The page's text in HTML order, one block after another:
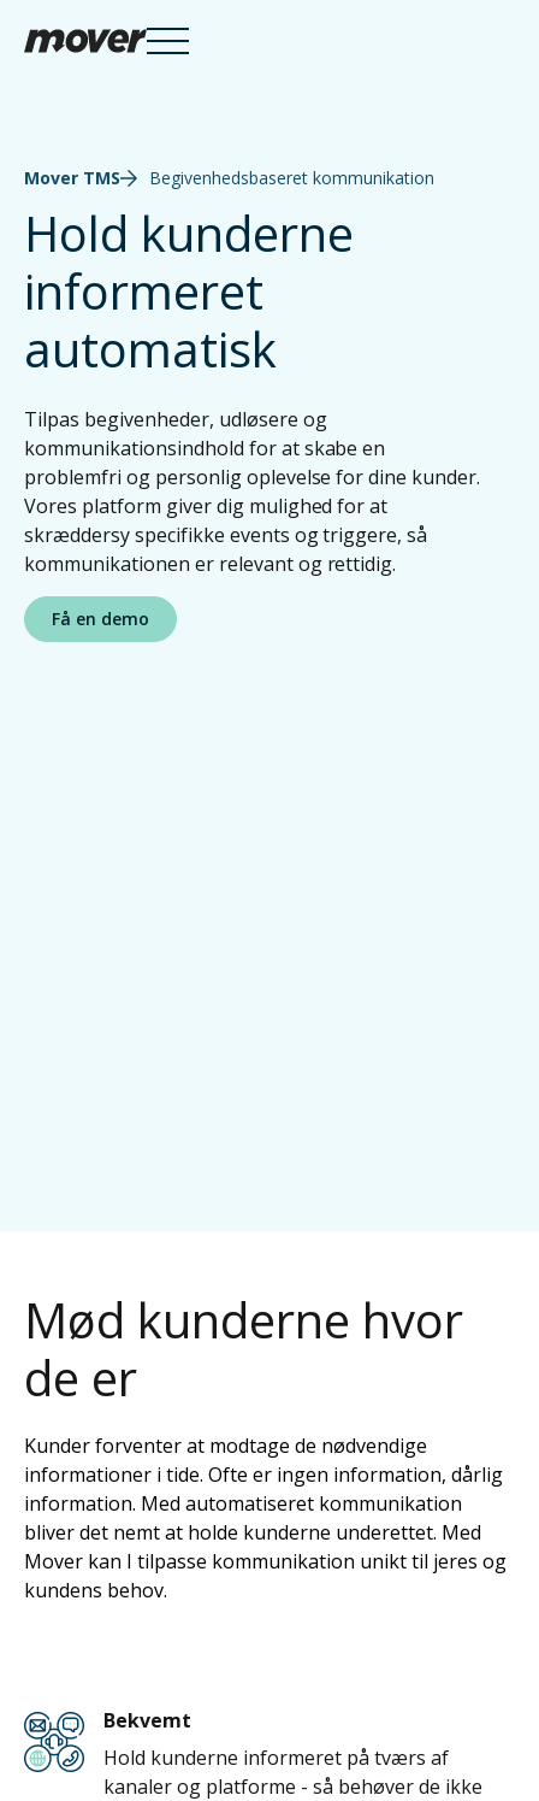
Knowledge Hub
Om Mover
Kontakt
Mover TMS Begivenhedsbaseret kommunikation
Hold kunderne
informeret
automatisk
Tilpas begivenheder, udløsere og
kommunikationsindhold for at skabe en
problemfri og personlig oplevelse for dine kunder.
Vores platform giver dig mulighed for at
skræddersy specifikke events og triggere, så
kommunikationen er relevant og rettidig.
Få en demo
Mød kunderne hvor
de er
Kunder forventer at modtage de nødvendige
informationer i tide. Ofte er ingen information, dårlig
information. Med automatiseret kommunikation
bliver det nemt at holde kunderne underettet. Med
Mover kan I tilpasse kommunikation unikt til jeres og
kundens behov.
Bekvemt
Hold kunderne informeret på tværs af
kanaler og platforme - så behøver de ikke